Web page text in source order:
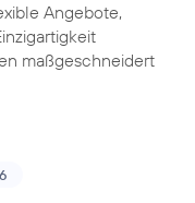
Angebote,
maßgeschneidert